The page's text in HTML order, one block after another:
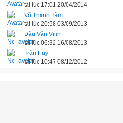
tải lúc 17:01 20/04/2014
Võ Thành Tâm
tải lúc 20:58 03/09/2013
Đậu Văn Vinh
tải lúc 06:32 16/08/2013
Trần Huy
tải lúc 10:47 08/12/2012